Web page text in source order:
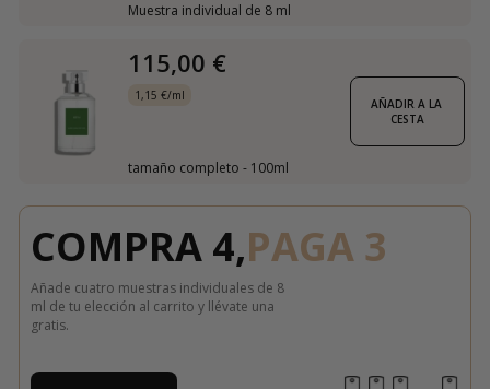
Muestra individual de 8 ml
115,00 €
1,15 €/ml
tamaño completo - 100ml
AÑADIR A LA
CESTA
COMPRA 4,PAGA 3
Añade cuatro muestras individuales de 8
ml de tu elección al carrito y llévate una
gratis.